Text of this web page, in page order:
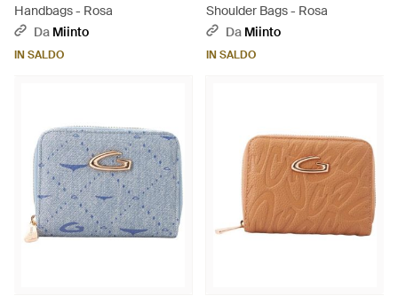
Handbags - Rosa
Da Miinto
IN SALDO
Shoulder Bags - Rosa
Da Miinto
IN SALDO